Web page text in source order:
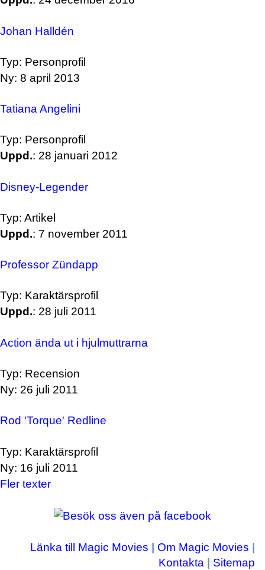
Johan Halldén
Typ: Personprofil
Ny: 8 april 2013
Tatiana Angelini
Typ: Personprofil
Uppd.: 28 januari 2012
Disney-Legender
Typ: Artikel
Uppd.: 7 november 2011
Professor Zündapp
Typ: Karaktärsprofil
Uppd.: 28 juli 2011
Action ända ut i hjulmuttrarna
Typ: Recension
Ny: 26 juli 2011
Rod 'Torque' Redline
Typ: Karaktärsprofil
Ny: 16 juli 2011
Fler texter
Länka till Magic Movies Om Magic Movies
Kontakta
Sitemap